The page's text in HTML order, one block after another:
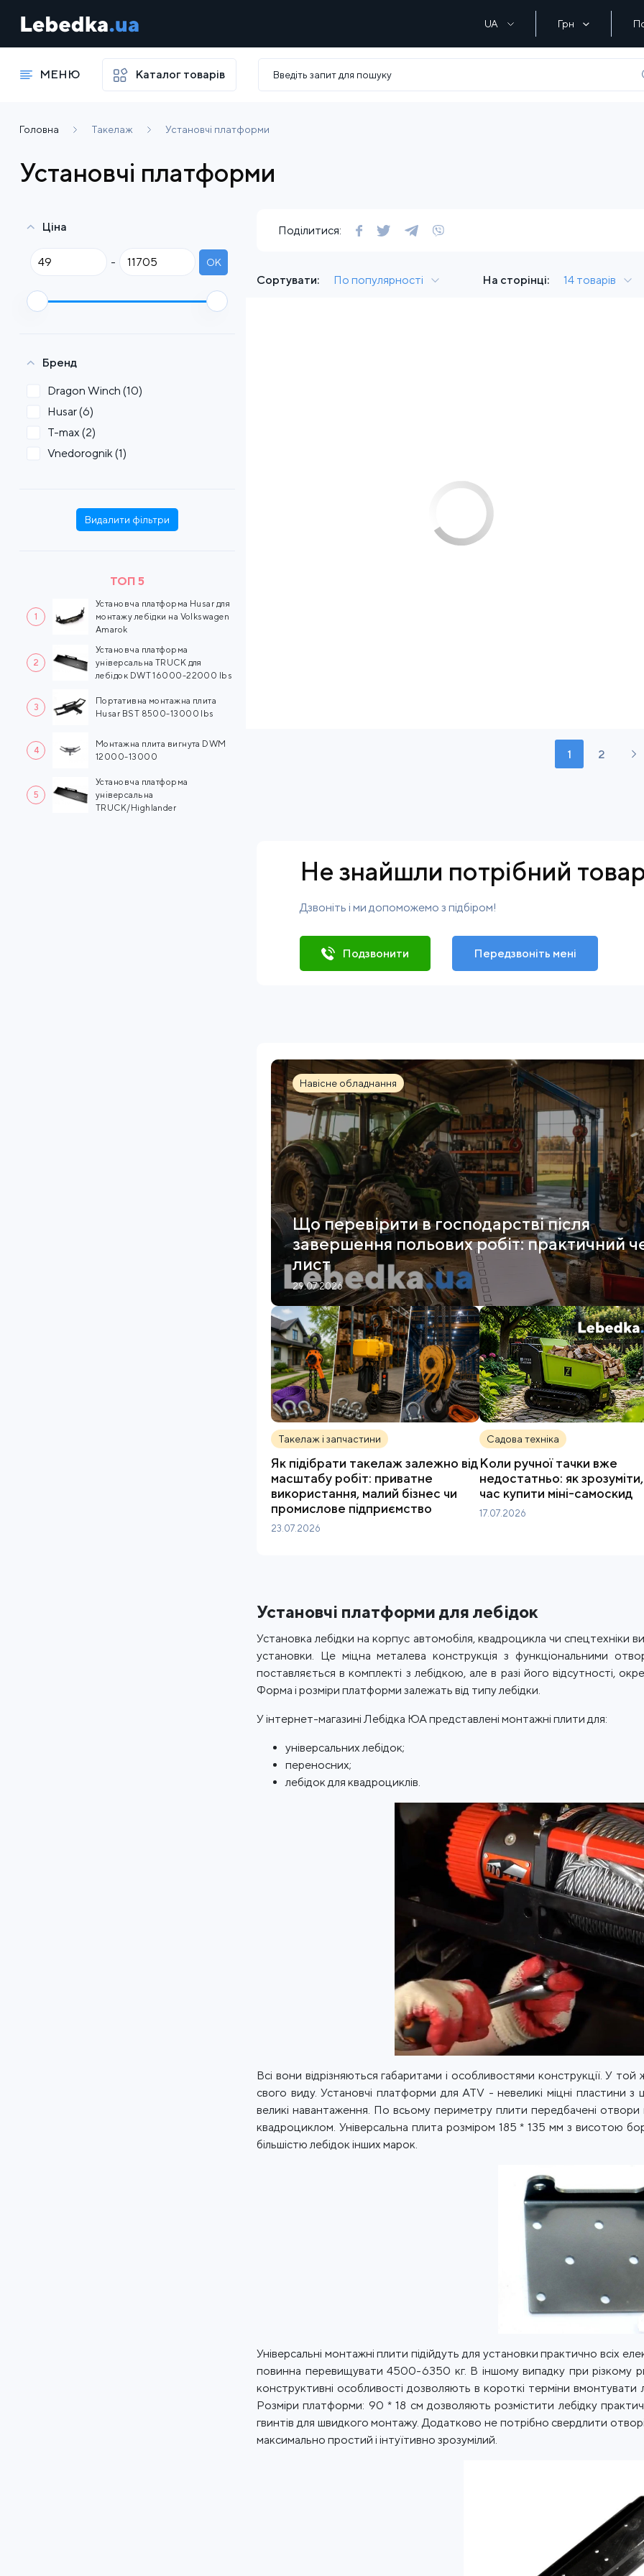
UA Грн
МЕНЮ Каталог товарів
Головна Такелаж Установчі платформи
Установчі платформи
Ціна
- OK
Бренд
Dragon Winch (10)
Husar(6)
T-max (2)
Vnedorognik(1)
Видалити фільтри
ТОП 5
1
Установча платформа Husar для
монтажу лебідки на Volkswagen
Amarok
2
Установча платформа
універсальна TRUCK для
лебідок DWT 16000-22000 lbs
3
Портативна монтажна плита
Husar BST 8500-13000 lbs
4
Монтажна плита вигнута DWM
12000-13000
5
Установча платформа
універсальна
TRUCK/Highlander
Поділитися:
Сортувати: По популярності На сторінці: 14 товарів
1 2
Не знайшли потрібний
Дзвоніть і ми допоможемо з підбіром!
Подзвонити Передзвоніть мені
Навісне обладнання
Що перевірити в господарстві після
завершення польових робіт: практичний
лист
29.07.2026
Такелаж і запчастини
Як підібрати такелаж залежно від
масштабу робіт: приватне
використання, малий бізнес чи
промислове підприємство
23.07.2026
Садова техніка
Коли ручної тачки вже
недостатньо: як
час купити міні-самоскид
17.07.2026
Установчі платформи для лебідок
Установка лебідки на корпус автомобіля, квадроцикла чи
установки. Це міцна металева конструкція з функціональними
поставляється в комплекті з лебідкою, але в разі його відсутності,
Форма і розміри платформи залежать від типу лебідки.
У інтернет-магазині Лебідка ЮА представлені монтажні плити для:
універсальних лебідок;
переносних;
лебідок для квадроциклів.
Всі вони відрізняються габаритами і особливостями конструкції. У
свого виду. Установчі платформи для ATV - невеликі міцні пластини з
великі навантаження. По всьому периметру плити передбачені
квадроциклом. Універсальна плита розміром 185 * 135 мм з висотою
більшістю лебідок інших марок.
Універсальні монтажні плити підійдуть для установки практично всіх
повинна перевищувати 4500-6350 кг. В іншому випадку при різкому
конструктивні особливості дозволяють в короткі терміни вмонтувати
Розміри платформи: 90 * 18 см дозволяють розмістити лебідку
гвинтів для швидкого монтажу. Додатково не потрібно свердлити
максимально простий і інтуїтивно зрозумілий.